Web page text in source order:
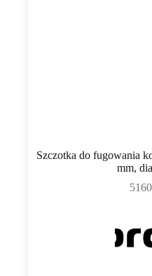
Szczotka do fugowania
mm,